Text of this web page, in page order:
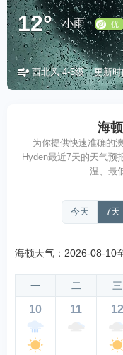
12° 小雨
西北风 4-5级 更新
海
为你提供快速准确的
Hyden最近7天的天气预
温、最
今天 7天
海顿天气：2026-08-10
一 二 三
10 11 12